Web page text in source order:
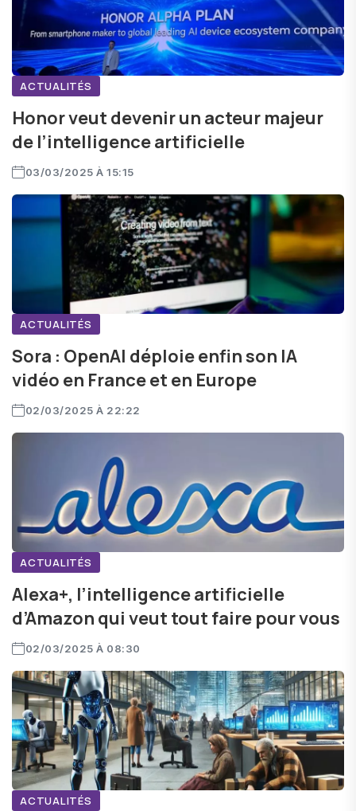
ACTUALITÉS
Honor veut devenir un acteur majeur
de l’intelligence artificielle
03/03/2025 À 15:15
ACTUALITÉS
Sora : OpenAI déploie enfin son IA
vidéo en France et en Europe
02/03/2025 À 22:22
ACTUALITÉS
Alexa+, l’intelligence artificielle
d’Amazon qui veut tout faire pour vous
02/03/2025 À 08:30
ACTUALITÉS